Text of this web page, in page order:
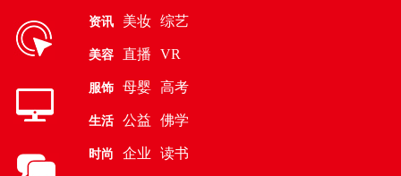
资讯 美妆 综艺
美容 直播 VR
服饰 母婴 高考
生活 公益 佛学
时尚 企业 读书